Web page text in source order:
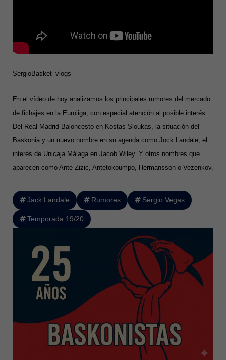
SergioBasket_vlogs
En el vídeo de hoy analizamos los principales rumores del mercado
de fichajes en la Euroliga, con especial atención al posible interés
Del Real Madrid Baloncesto en Kostas Sloukas, la situación del
Baskonia y un nuevo nombre en su agenda como Jock Landale, el
interés de Unicaja Málaga en Jacob Wiley. Y otros nombres que
aparecen como Ante Zizic, Antetokoumpo, Hermansson o Vezenkov.
Jack Landale Rumores Sergio Vegas
Temporada 19/20